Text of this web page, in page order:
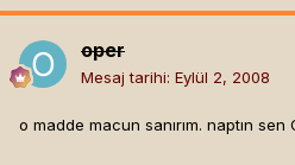
oper
Mesaj tarihi: Eylül 2, 2008
o madde macun sanırım. naptın sen